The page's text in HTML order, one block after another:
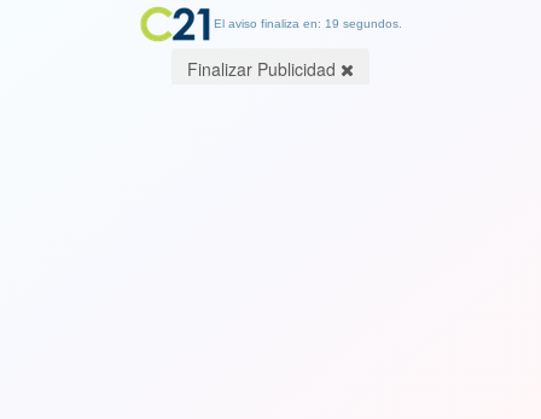
El aviso finaliza en: 19 segundos.
Finalizar Publicidad